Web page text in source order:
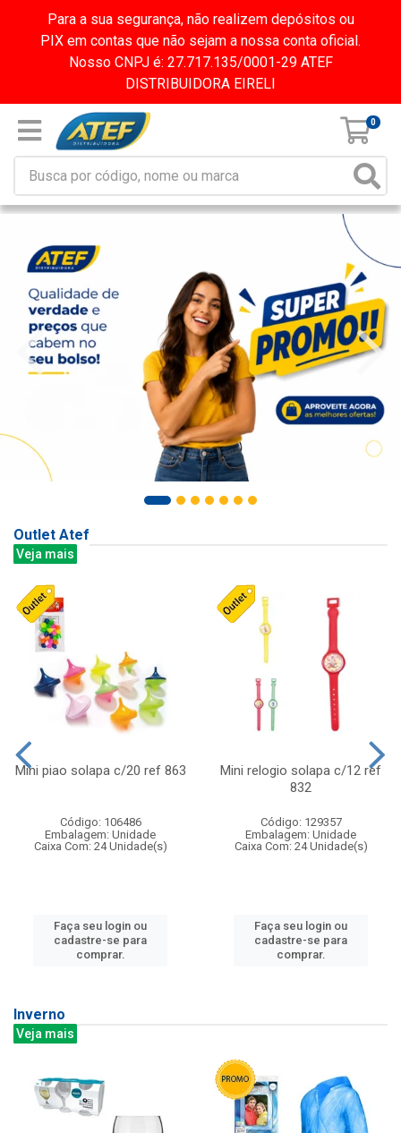
Para a sua segurança, não realizem depósitos ou
PIX em contas que não sejam a nossa conta oficial.
Nosso CNPJ é: 27.717.135/0001-29 ATEF
DISTRIBUIDORA EIRELI
0
Outlet Atef
Veja mais
Mini piao solapa c/20 ref 863
Código: 106486
Embalagem: Unidade
Caixa Com: 24 Unidade(s)
Faça seu login ou
cadastre-se para
comprar.
Mini relogio solapa c/12 ref
832
Código: 129357
Embalagem: Unidade
Caixa Com: 24 Unidade(s)
Faça seu login ou
cadastre-se para
comprar.
Inverno
Veja mais